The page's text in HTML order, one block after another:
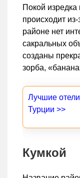
Покой
происходит
районе нет
сакральных
созданы
зорба,
Лучшие
Турции >>
Кумкой